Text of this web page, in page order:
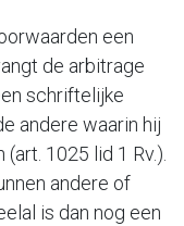
een
de arbitrage
schriftelijke
andere waarin hij
1025 lid 1 Rv.).
andere of
is dan nog een